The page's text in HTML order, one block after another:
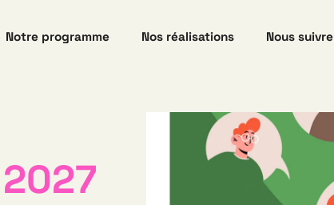
Notre programme Nos réalisations Nous suivre
2027